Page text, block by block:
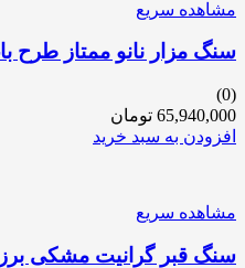
مشاهده سریع
سنگ مزار نانو ممتاز طرح
(0)
65,940,000 تومان
افزودن به سبد خرید
مشاهده سریع
سنگ قبر گرانیت مشکی